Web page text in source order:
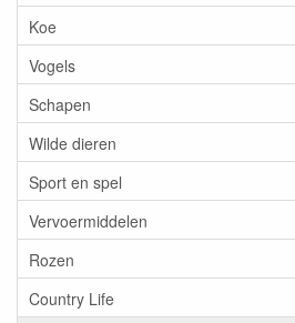
Koe
Vogels
Schapen
Wilde dieren
Sport en spel
Vervoermiddelen
Rozen
Country Life